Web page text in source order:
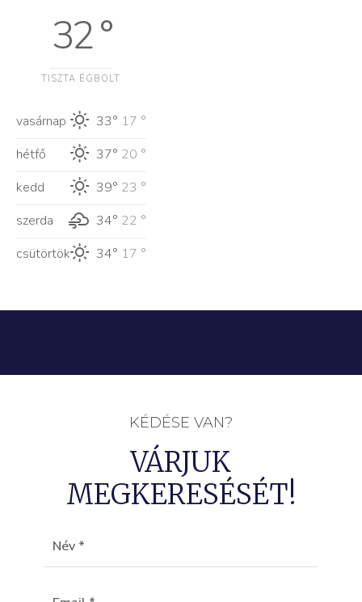
32 °
TISZTA ÉGBOLT
vasárnap 33° 17 °
hétfő
37° 20 °
kedd
39° 23 °
szerda
34° 22 °
csütörtök
34° 17 °
KÉDÉSE VAN?
VÁRJUK
MEGKERESÉSÉT!